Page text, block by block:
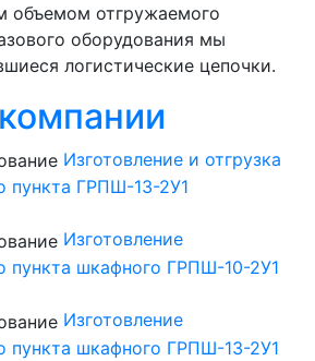
объемом отгружаемого
оборудования мы
логистические цепочки.
Изготовление и отгрузка
пункта ГРПШ-13-2У1
Изготовление
пункта шкафного ГРПШ-10-2У1
Изготовление
пункта шкафного ГРПШ-13-2У1